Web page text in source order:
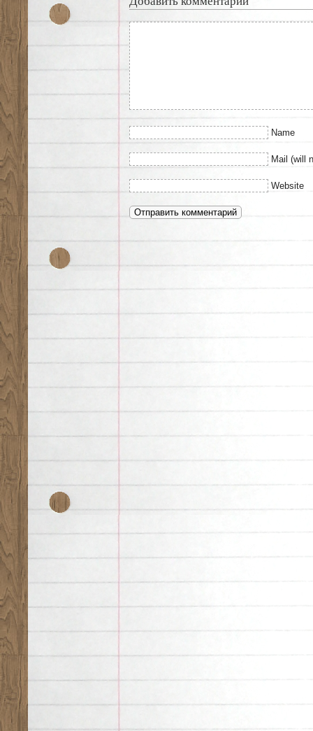
Name
Mail (will
Website